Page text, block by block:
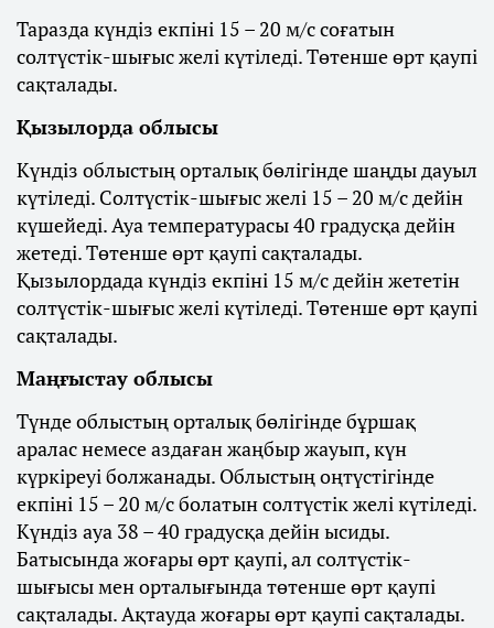
Таразда күндіз екпіні 15 – 20 м/с соғатын
солтүстік-шығыс желі күтіледі. Төтенше өрт қаупі
сақталады.
Қызылорда облысы
Күндіз облыстың орталық бөлігінде шаңды дауыл
күтіледі. Солтүстік-шығыс желі 15 – 20 м/с дейін
күшейеді. Ауа температурасы 40 градусқа дейін
жетеді. Төтенше өрт қаупі сақталады.
Қызылордада күндіз екпіні 15 м/с дейін жететін
солтүстік-шығыс желі күтіледі. Төтенше өрт қаупі
сақталады.
Маңғыстау облысы
Түнде облыстың орталық бөлігінде бұршақ
аралас немесе аздаған жаңбыр жауып, күн
күркіреуі болжанады. Облыстың оңтүстігінде
екпіні 15 – 20 м/с болатын солтүстік желі күтіледі.
Күндіз ауа 38 – 40 градусқа дейін ысиды.
Батысында жоғары өрт қаупі, ал солтүстік-
шығысы мен орталығында төтенше өрт қаупі
сақталады. Ақтауда жоғары өрт қаупі сақталады.